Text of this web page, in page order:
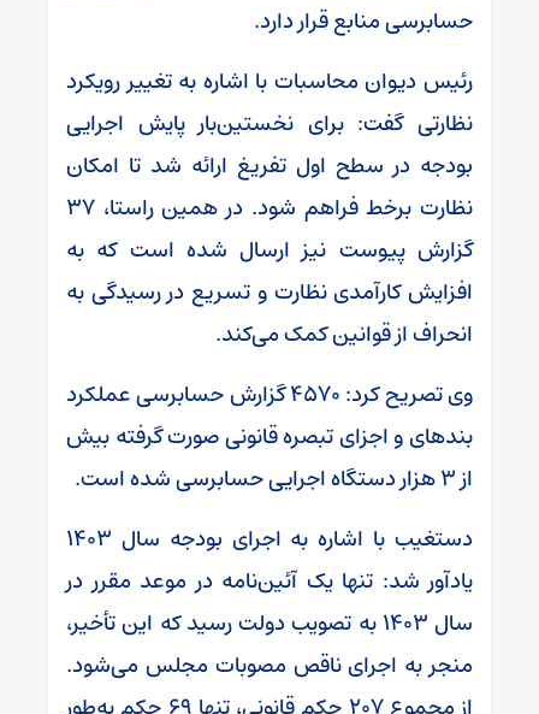
حسابرسی منابع قرار دارد.
رئیس دیوان محاسبات با اشاره به تغییر رویکرد
نظارتی گفت: برای نخستین‌بار پایش اجرایی
بودجه در سطح اول تفریغ ارائه شد تا امکان
نظارت برخط فراهم شود. در همین راستا، ۳۷
گزارش پیوست نیز ارسال شده است که به
افزایش کارآمدی نظارت و تسریع در رسیدگی به
انحراف از قوانین کمک می‌کند.
وی تصریح کرد: ۴۵۷۰ گزارش حسابرسی عملکرد
بندهای و اجزای تبصره قانونی صورت گرفته بیش
از ۳ هزار دستگاه اجرایی حسابرسی شده است.
دستغیب با اشاره به اجرای بودجه سال ۱۴۰۳
یادآور شد: تنها یک آئین‌نامه در موعد مقرر در
سال ۱۴۰۳ به تصویب دولت رسید که این تأخیر،
منجر به اجرای ناقص مصوبات مجلس می‌شود.